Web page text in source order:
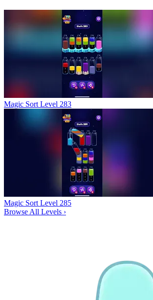
Magic Sort Level 283
Magic Sort Level 285
Browse All Levels ›